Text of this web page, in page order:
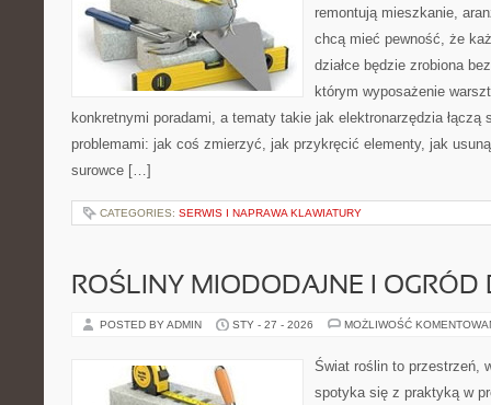
remontują mieszkanie,
chcą mieć pewność, że
działce będzie zrobiona
którym wyposażenie
konkretnymi poradami, a tematy takie jak elektronarzędzia łączą
problemami: jak coś zmierzyć, jak przykręcić elementy, jak
surowce […]
CATEGORIES: SERWIS I NAPRAWA KLAWIATURY
ROŚLINY MIODODAJNE I
POSTED BY ADMIN STY - 27 - 2026 MOŻLIWOŚĆ
Świat roślin to przestrzeń,
spotyka się z praktyką w